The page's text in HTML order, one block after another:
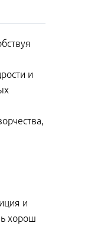
и
и
хорош